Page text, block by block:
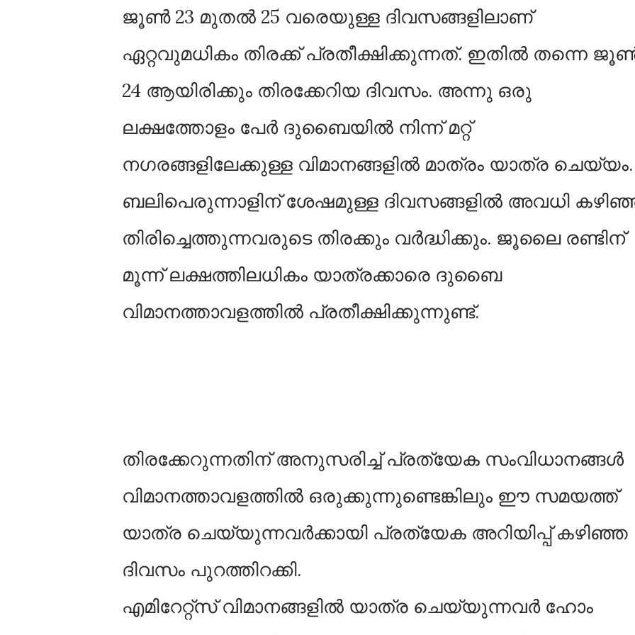
ജൂണ്‍ 23 മുതല്‍ 25 വരെയുള്ള ദിവസങ്ങളിലാണ്
ഏറ്റവുമധികം തിരക്ക് പ്രതീക്ഷിക്കുന്നത്. ഇതില്‍ തന്നെ
24 ആയിരിക്കും തിരക്കേറിയ ദിവസം. അന്നു ഒരു
ലക്ഷത്തോളം പേര്‍ ദുബൈയില്‍ നിന്ന് മറ്റ്
നഗരങ്ങളിലേക്കുള്ള വിമാനങ്ങളില്‍ മാത്രം യാത്ര ചെയ്യം.
ബലിപെരുന്നാളിന് ശേഷമുള്ള ദിവസങ്ങളില്‍ അവധി
തിരിച്ചെത്തുന്നവരുടെ തിരക്കും വര്‍ദ്ധിക്കും. ജൂലൈ രണ്ടിന്
മൂന്ന് ലക്ഷത്തിലധികം യാത്രക്കാരെ ദുബൈ
വിമാനത്താവളത്തില്‍ പ്രതീക്ഷിക്കുന്നുണ്ട്.
തിരക്കേറുന്നതിന് അനുസരിച്ച് പ്രത്യേക സംവിധാനങ്ങള്‍
വിമാനത്താവളത്തില്‍ ഒരുക്കുന്നുണ്ടെങ്കിലും ഈ സമയത്ത്
യാത്ര ചെയ്യുന്നവര്‍ക്കായി പ്രത്യേക അറിയിപ്പ് കഴിഞ്ഞ
ദിവസം പുറത്തിറക്കി.
എമിറേറ്റ്സ് വിമാനങ്ങളില്‍ യാത്ര ചെയ്യുന്നവര്‍ ഹോം